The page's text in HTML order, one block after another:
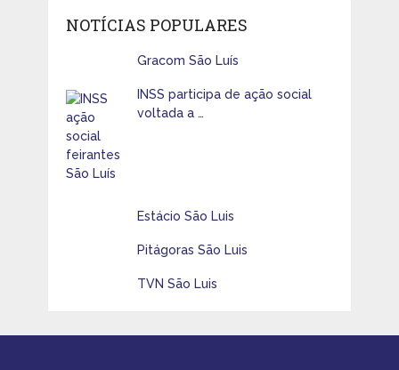
NOTÍCIAS POPULARES
Gracom São Luís
INSS participa de ação social
voltada a …
Estácio São Luis
Pitágoras São Luis
TVN São Luis